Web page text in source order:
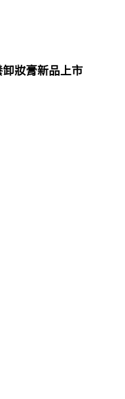
卸妝膏新品上市